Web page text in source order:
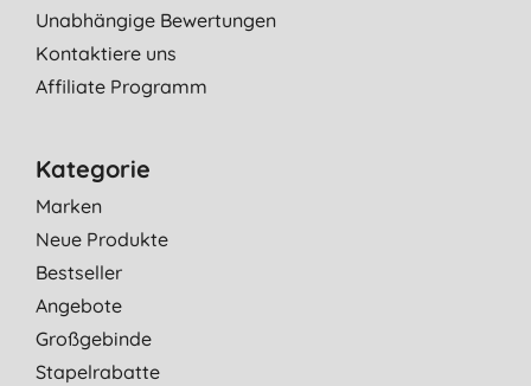
Unabhängige Bewertungen
Kontaktiere uns
Affiliate Programm
Kategorie
Marken
Neue Produkte
Bestseller
Angebote
Großgebinde
Stapelrabatte